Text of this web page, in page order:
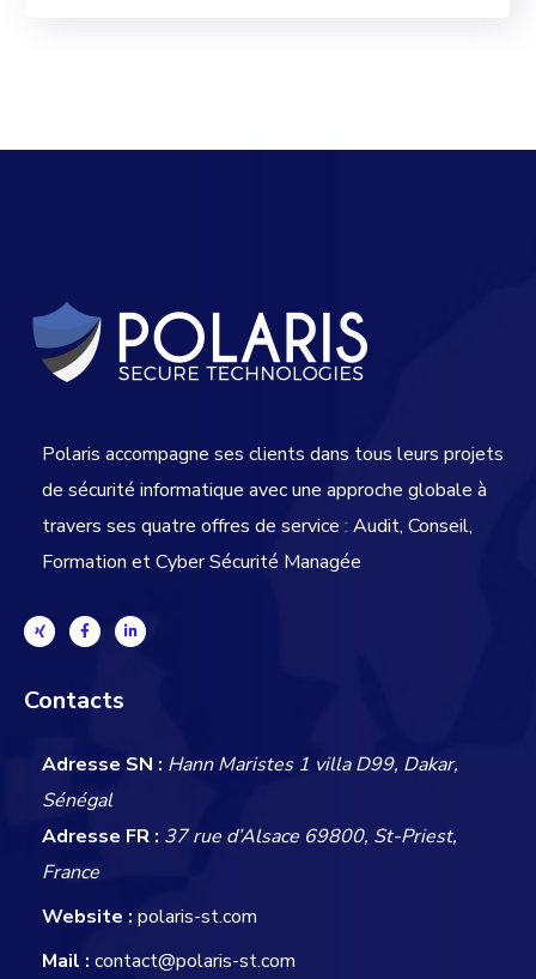
Polaris accompagne ses clients dans tous leurs projets
de sécurité informatique avec une approche globale à
travers ses quatre offres de service : Audit, Conseil,
Formation et Cyber Sécurité Managée
Contacts
Adresse SN : Hann Maristes 1 villa D99, Dakar,
Sénégal
Adresse FR : 37 rue d’Alsace 69800, St-Priest,
France
Website : polaris-st.com
Mail : contact@polaris-st.com